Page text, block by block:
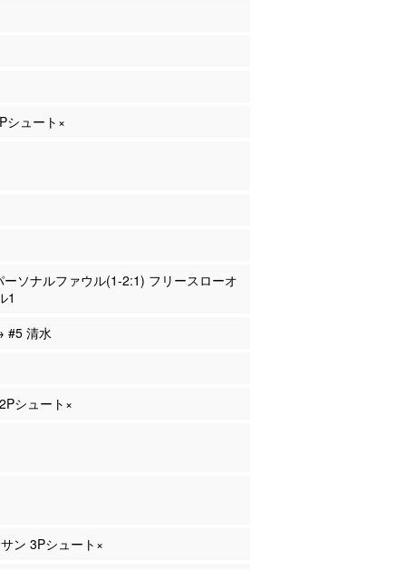
シュート×
ーソナルファウル(1-2:1) フリースローオ
1
#5 清水
シュート×
ン 3Pシュート×